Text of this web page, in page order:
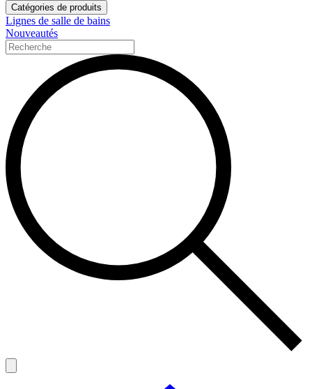
Catégories de produits
Lignes de salle de bains
Nouveautés